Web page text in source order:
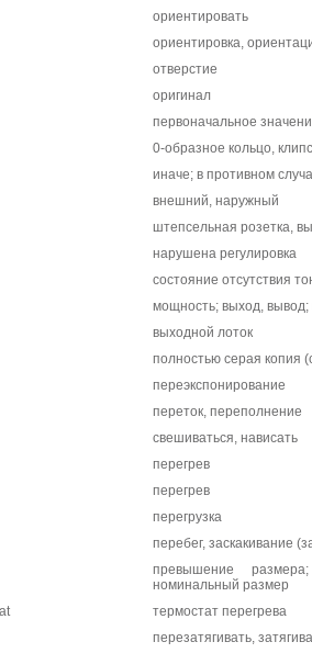
ориентировать
ориентировка,
отверстие
оригинал
первоначальное
0-образное кольцо,
иначе; в противном
внешний, наружный
штепсельная розетка,
нарушена регулировка
состояние отсутствия
мощность; выход, вывод;
выходной лоток
полностью серая копия
переэкспонирование
переток, переполнение
свешиваться, нависать
перегрев
перегрев
перегрузка
перебег, заскакивание
превышение
номинальный размер
термостат перегрева
перезатягивать,